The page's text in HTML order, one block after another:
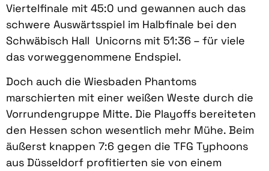
Viertelfinale mit 45:0 und gewannen auch das
schwere Auswärtsspiel im Halbfinale bei den
Schwäbisch Hall Unicorns mit 51:36 – für viele
das vorweggenommene Endspiel.
Doch auch die Wiesbaden Phantoms
marschierten mit einer weißen Weste durch die
Vorrundengruppe Mitte. Die Playoffs bereiteten
den Hessen schon wesentlich mehr Mühe. Beim
äußerst knappen 7:6 gegen die TFG Typhoons
aus Düsseldorf profitierten sie von einem